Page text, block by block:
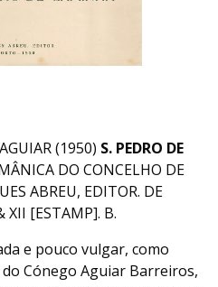
(1950) S. PEDRO DE
DO CONCELHO DE
ABREU, EDITOR. DE
XII [ESTAMP]. B.
e pouco vulgar, como
Cónego Aguiar Barreiros,